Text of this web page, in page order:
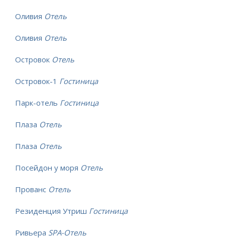
Оливия Отель
Оливия Отель
Островок Отель
Островок-1 Гостиница
Парк-отель Гостиница
Плаза Отель
Плаза Отель
Посейдон у моря Отель
Прованс Отель
Резиденция Утриш Гостиница
Ривьера SPA-Отель